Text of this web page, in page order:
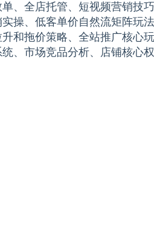
、全店托管、短视频营销技
操、低客单价自然流矩阵玩
和拖价策略、全站推广核心
、市场竞品分析、店铺核心